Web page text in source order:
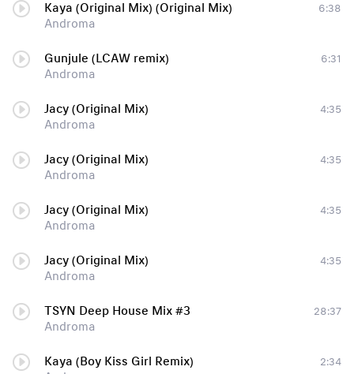
Kaya (Original Mix) (Original Mix)
Androma
6:38
Gunjule (LCAW remix)
Androma
6:31
Jacy (Original Mix)
Androma
4:35
Jacy (Original Mix)
Androma
4:35
Jacy (Original Mix)
Androma
4:35
Jacy (Original Mix)
Androma
4:35
TSYN Deep House Mix #3
Androma
28:37
Kaya (Boy Kiss Girl Remix)
2:34